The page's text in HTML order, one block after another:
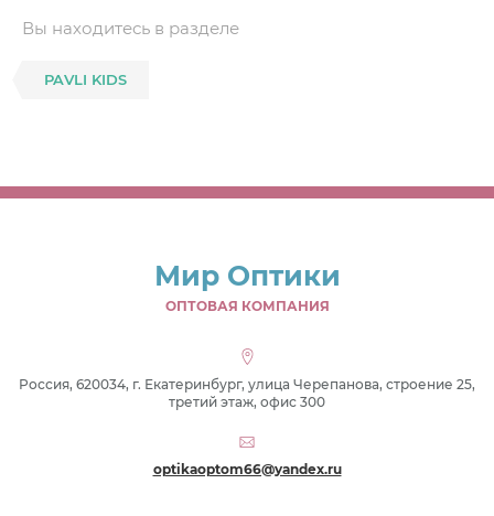
Вы находитесь в разделе
PAVLI KIDS
Мир Оптики
ОПТОВАЯ КОМПАНИЯ
Россия, 620034, г. Екатеринбург, улица Черепанова, строение 25,
третий этаж, офис 300
optikaoptom66@yandex.ru